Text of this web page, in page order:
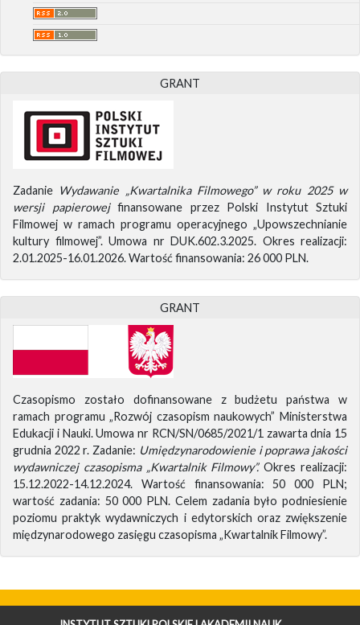
GRANT
Zadanie Wydawanie „Kwartalnika Filmowego” w roku 2025 w
wersji papierowejfinansowane przez Polski Instytut Sztuki
Filmowej w ramach programu operacyjnego „Upowszechnianie
kultury filmowej”. Umowa nr DUK.602.3.2025. Okres realizacji:
2.01.2025-16.01.2026. Wartość finansowania: 26 000 PLN.
GRANT
Czasopismo zostało dofinansowane z budżetu państwa w
ramach programu „Rozwój czasopism naukowych” Ministerstwa
Edukacji i Nauki. Umowa nr RCN/SN/0685/2021/1 zawarta dnia 15
grudnia 2022 r. Zadanie: Umiędzynarodowienie i poprawa jakości
wydawniczej czasopisma „Kwartalnik Filmowy”.Okres realizacji:
15.12.2022-14.12.2024. Wartość finansowania: 50 000 PLN;
wartość zadania: 50 000 PLN. Celem zadania było podniesienie
poziomu praktyk wydawniczych i edytorskich oraz zwiększenie
międzynarodowego zasięgu czasopisma „Kwartalnik Filmowy”.